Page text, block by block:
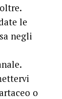
le
negli
o